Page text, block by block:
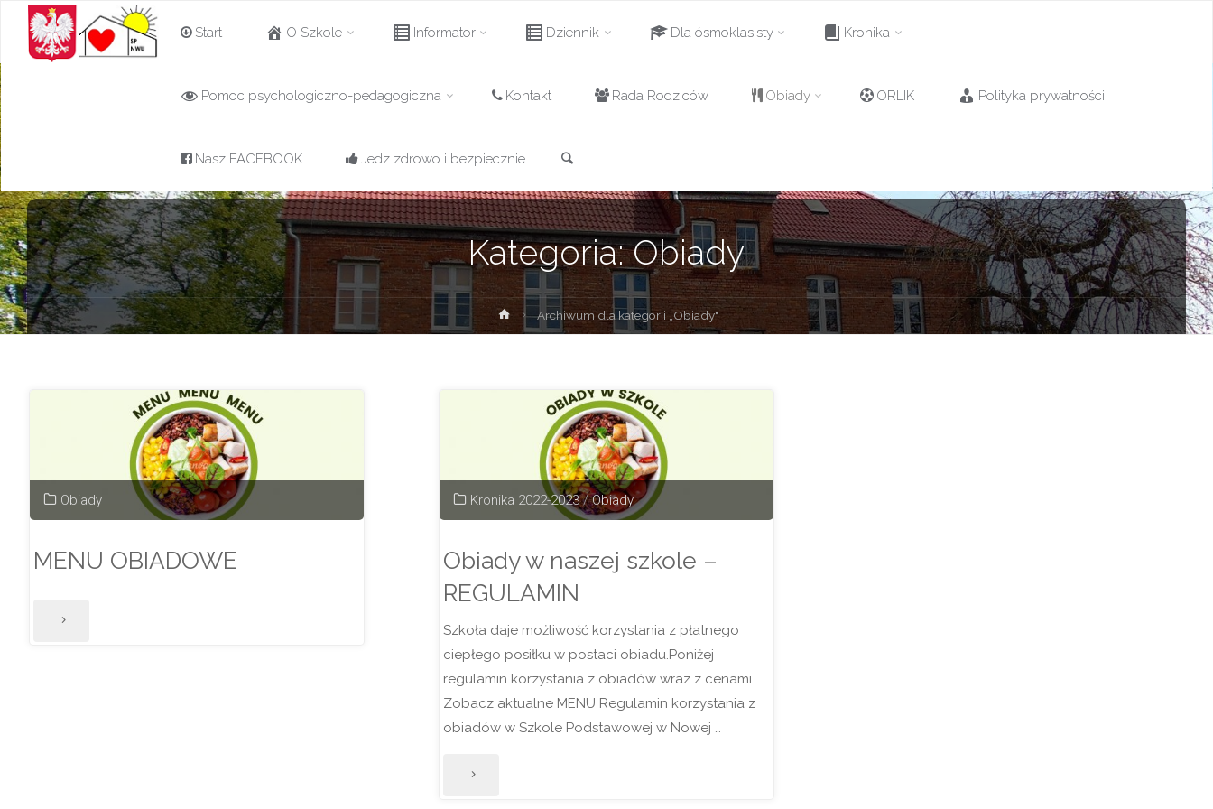
Szkoła
Nowej Wsi
oddziałami
przedszkolnymi
Przejdź
Start O Szkole Informator Dziennik Dla ósmoklasisty Kronika
Pomoc psychologiczno-pedagogiczna Kontakt Rada Rodziców Obiady ORLIK Polityka prywatności
Nasz FACEBOOK Jedz zdrowo i bezpiecznie
Kategoria:Obiady
Strona
główna
Archiwum dla kategorii „Obiady"
Obiady
MENU OBIADOWE
"MENU
Kronika 2022-2023 / Obiady
Obiady w naszej szkole –
REGULAMIN
Szkoła daje możliwość korzystania z płatnego
ciepłego posiłku w postaci obiadu.Poniżej
regulamin korzystania z obiadów wraz z cenami.
Zobacz aktualne MENU Regulamin korzystania z
obiadów w Szkole Podstawowej w Nowej …
"Obiady